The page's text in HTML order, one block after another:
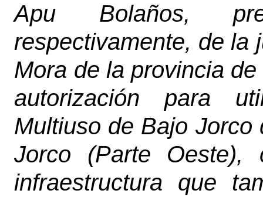
Apu Bolaños,
respectivamente, de la
Mora de la provincia
autorización para
Multiuso de Bajo
Jorco (Parte Oeste),
infraestructura que